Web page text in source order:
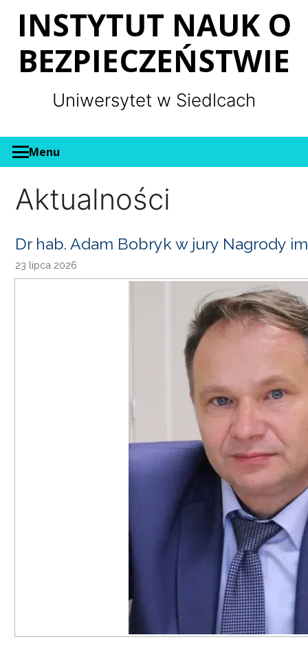
INSTYTUT NAUK O
BEZPIECZEŃSTWIE
Uniwersytet w Siedlcach
Menu
Aktualności
Dr hab. Adam Bobryk w jury Nagrody
23 lipca 2026